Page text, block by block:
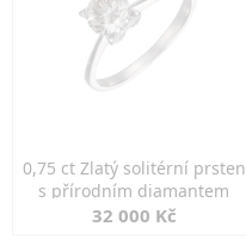
0,75 ct Zlatý solitérní prsten
s přírodním diamantem
32 000 Kč